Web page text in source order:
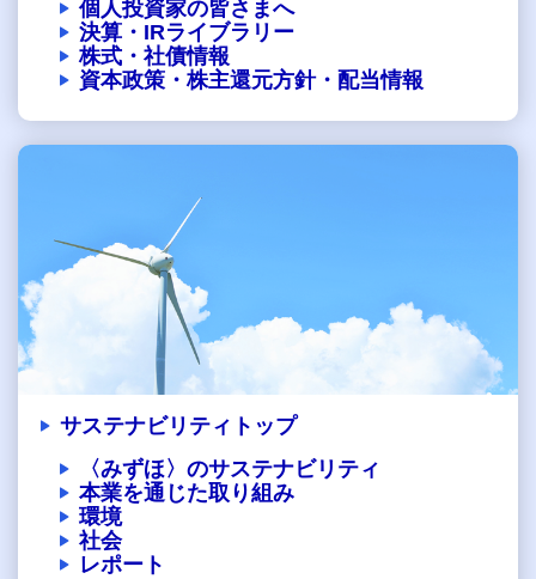
個人投資家の皆さまへ
決算・IRライブラリー
株式・社債情報
資本政策・株主還元方針・配当情報
サステナビリティトップ
〈みずほ〉のサステナビリティ
本業を通じた取り組み
環境
社会
レポート